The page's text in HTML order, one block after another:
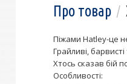
Про товар
Піжами Hatley-це
Грайливі, барвисті
Хтось сказав бій
Особливості: